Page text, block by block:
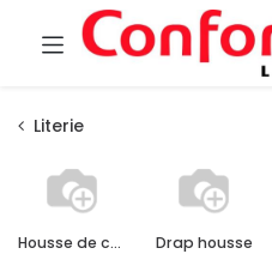
Literie
Housse de couette Drap housse